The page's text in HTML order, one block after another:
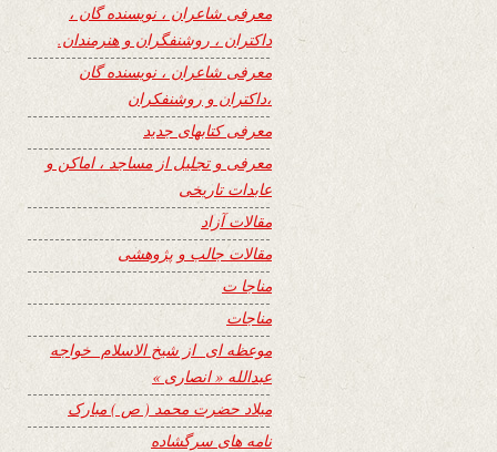
معرفی شاعران ، نویسنده گان ،
داکتران ، روشنفگران و هنرمندان.
معرفی شاعران ، نویسنده گان
،داکتران و روشنفکران
معرفی کتابهای جدید
معرفی و تجلیل از مساجد ، اماکن و
عابدات تاریخی
مقالات آزاد
مقالات جالب و پژوهشی
مناجا ت
مناجات
موعظه ای از شیخ الاسلام خواجه
عبدالله « انصاری »
میلاد حضرت محمد ( ص ) مبارک
نامه های سرگشاده